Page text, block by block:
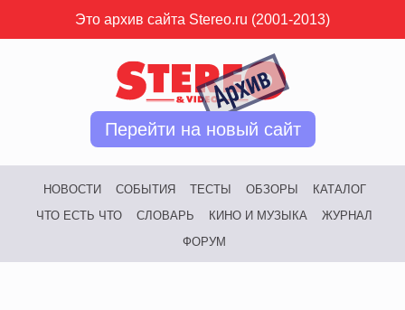
Это архив сайта Stereo.ru (2001-2013)
Перейти на новый сайт
НОВОСТИ СОБЫТИЯ ТЕСТЫ ОБЗОРЫ
КАТАЛОГ
ЧТО ЕСТЬ ЧТО
СЛОВАРЬ КИНО И МУЗЫКА
ЖУРНАЛ
ФОРУМ